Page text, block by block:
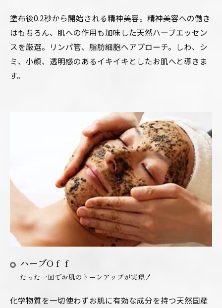
塗布後0.2秒から開始される精神美容。精神美容への働き
はもちろん、肌への作用も加味した天然ハーブエッセン
スを厳選。リンパ管、脂肪細胞へアプローチ。しわ、シ
ミ、小顔、透明感のあるイキイキとしたお肌へと導きま
す。
ハーブOｆｆ
たった一回でお肌のトーンアップが実現！
化学物質を一切使わずお肌に有効な成分を持つ天然国産